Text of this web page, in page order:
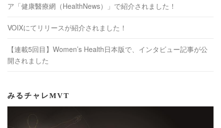
ア「健康醫療網（HealthNews）」で紹介されました！
VOIXにてリリースが紹介されました！
【連載5回目】Women’s Health日本版で、インタビュー記事が公
開されました
みるチャレMVT